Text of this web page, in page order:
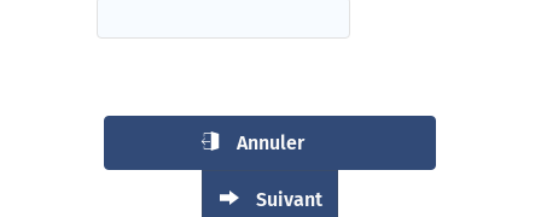
Annuler
Suivant